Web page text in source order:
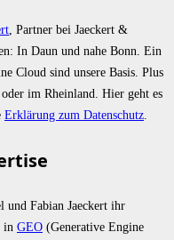
, Partner bei Jaeckert &
In Daun und nahe Bonn. Ein
Cloud sind unsere Basis. Plus
im Rheinland. Hier geht es
Erklärung zum Datenschutz
und Fabian Jaeckert ihr
in GEO (Generative Engine